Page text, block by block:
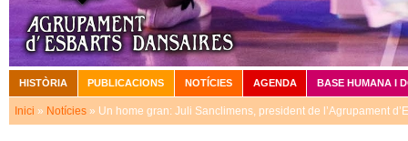
Menú principal
HISTÒRIA PUBLICACIONS NOTÍCIES AGENDA BASE HUMANA I
Esteu aquí
Inici » Notícies » Un home gran: Juli Sanclimens, president de l’Agrupament